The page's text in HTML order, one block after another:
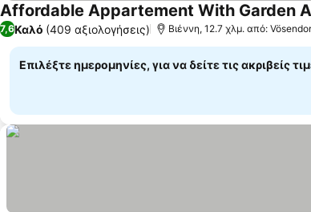
Affordable Appartement With Garden
7,6Καλό (409 αξιολογήσεις) Βιέννη, 12.7 χλμ. από:
Επιλέξτε ημερομηνίες, για να δείτε τις ακριβείς